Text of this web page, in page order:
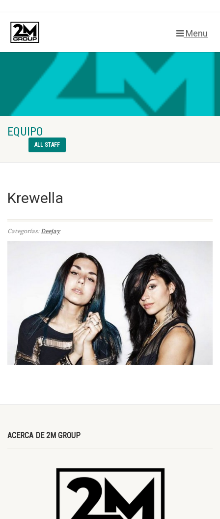
Menu
EQUIPO
ALL STAFF
Krewella
Categorías:Deejay
ACERCA DE 2M GROUP